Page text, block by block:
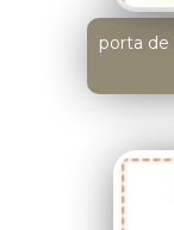
porta de